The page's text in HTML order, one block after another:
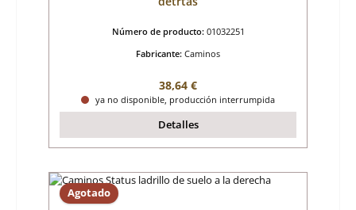
Número de producto: 01032251
Fabricante: Caminos
Precio normal:
38,64 €
ya no disponible, producción interrumpida
Detalles
Agotado